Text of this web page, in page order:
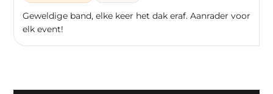
Geweldige band, elke keer het dak eraf. Aanrader voor
elk event!